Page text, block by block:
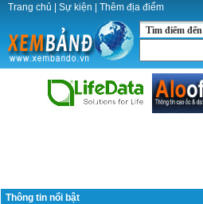
Trang chủ Sự kiện Thêm địa điểm
Tìm điểm đến
Thông tin nổi bật